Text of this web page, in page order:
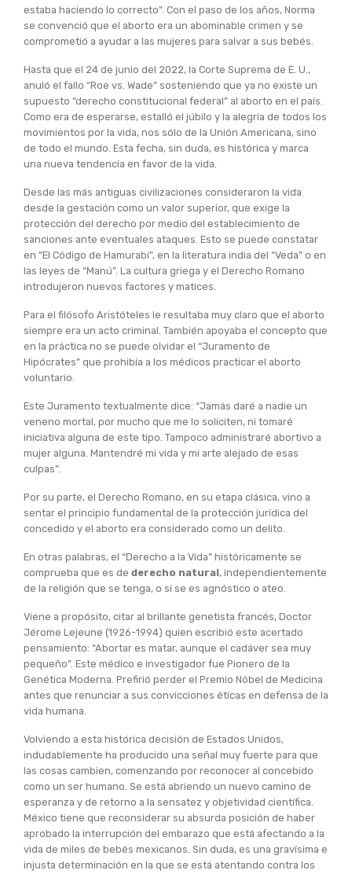
estaba haciendo lo correcto”. Con el paso de los años, Norma
se convenció que el aborto era un abominable crimen y se
comprometió a ayudar a las mujeres para salvar a sus bebés.
Hasta que el 24 de junio del 2022, la Corte Suprema de E. U.,
anuló el fallo “Roe vs. Wade” sosteniendo que ya no existe un
supuesto “derecho constitucional federal” al aborto en el país.
Como era de esperarse, estalló el júbilo y la alegría de todos los
movimientos por la vida, nos sólo de la Unión Americana, sino
de todo el mundo. Esta fecha, sin duda, es histórica y marca
una nueva tendencia en favor de la vida.
Desde las más antiguas civilizaciones consideraron la vida
desde la gestación como un valor superior, que exige la
protección del derecho por medio del establecimiento de
sanciones ante eventuales ataques. Esto se puede constatar
en “El Código de Hamurabí”, en la literatura india del “Veda” o en
las leyes de “Manú”. La cultura griega y el Derecho Romano
introdujeron nuevos factores y matices.
Para el filósofo Aristóteles le resultaba muy claro que el aborto
siempre era un acto criminal. También apoyaba el concepto que
en la práctica no se puede olvidar el “Juramento de
Hipócrates” que prohibía a los médicos practicar el aborto
voluntario.
Este Juramento textualmente dice: “Jamás daré a nadie un
veneno mortal, por mucho que me lo soliciten, ni tomaré
iniciativa alguna de este tipo. Tampoco administraré abortivo a
mujer alguna. Mantendré mi vida y mi arte alejado de esas
culpas”.
Por su parte, el Derecho Romano, en su etapa clásica, vino a
sentar el principio fundamental de la protección jurídica del
concedido y el aborto era considerado como un delito.
En otras palabras, el “Derecho a la Vida” históricamente se
comprueba que es de derecho natural, independientemente
de la religión que se tenga, o si se es agnóstico o ateo.
Viene a propósito, citar al brillante genetista francés, Doctor
Jérome Lejeune (1926-1994) quien escribió este acertado
pensamiento: “Abortar es matar, aunque el cadáver sea muy
pequeño”. Este médico e investigador fue Pionero de la
Genética Moderna. Prefirió perder el Premio Nóbel de Medicina
antes que renunciar a sus convicciones éticas en defensa de la
vida humana.
Volviendo a esta histórica decisión de Estados Unidos,
indudablemente ha producido una señal muy fuerte para que
las cosas cambien, comenzando por reconocer al concebido
como un ser humano. Se está abriendo un nuevo camino de
esperanza y de retorno a la sensatez y objetividad científica.
México tiene que reconsiderar su absurda posición de haber
aprobado la interrupción del embarazo que está afectando a la
vida de miles de bebés mexicanos. Sin duda, es una gravísima e
injusta determinación en la que se está atentando contra los